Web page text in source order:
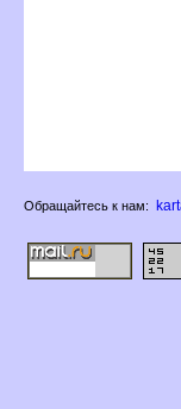
Обращайтесь к нам: